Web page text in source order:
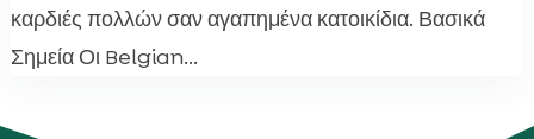
καρδιές πολλών σαν αγαπημένα κατοικίδια. Βασικά
Σημεία Οι Belgian...